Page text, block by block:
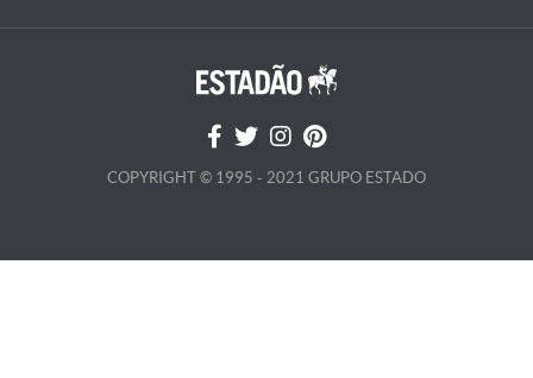
COPYRIGHT © 1995 - 2021 GRUPO ESTADO